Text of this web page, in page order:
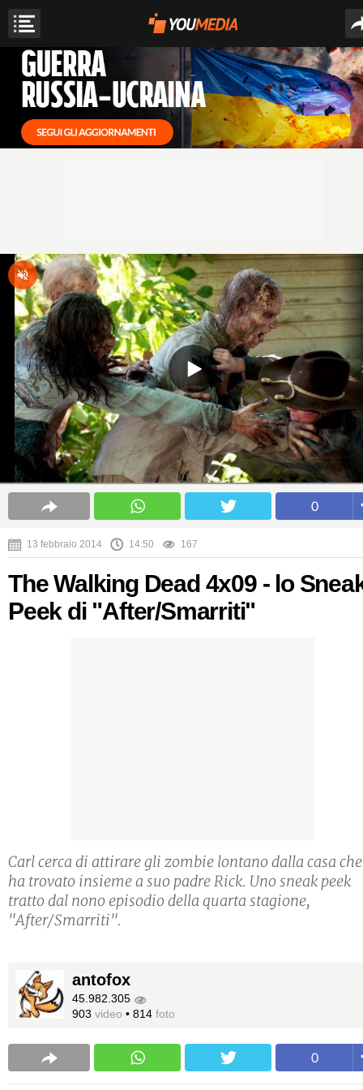
0
13 febbraio 2014 14:50 167
The Walking Dead 4x09 - lo
Peek di "After/Smarriti"
Carl cerca di attirare gli zombie lontano dalla casa che
ha trovato insieme a suo padre Rick. Uno sneak peek
tratto dal nono episodio della quarta stagione,
"After/Smarriti".
antofox
45.982.305
903 video • 814 foto
0